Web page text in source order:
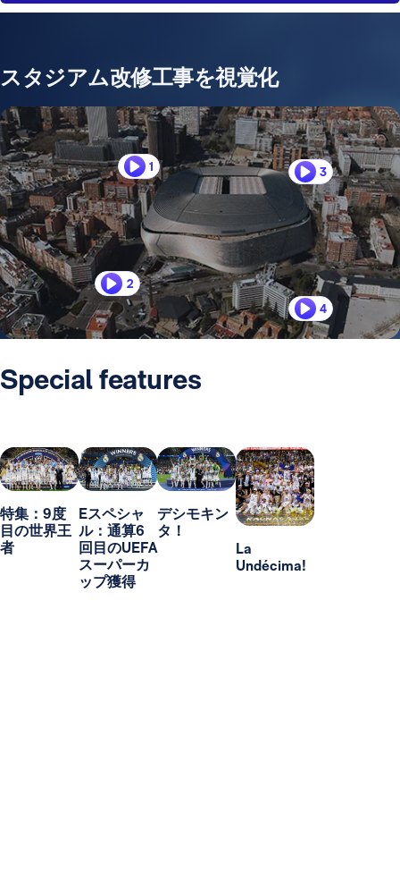
スタジアム改修工事を視覚化
1
2
3
4
Special features
特集：9度
目の世界王
者
Eスペシャ
ル：通算6
回目のUEFA
スーパーカ
ップ獲得
デシモキン
タ！
La
Undécima!